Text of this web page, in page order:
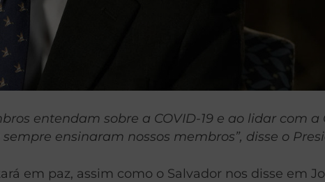
entendam sobre a COVID-19 e ao lidar com
ensinaram nossos membros”, disse o
em paz, assim como o Salvador nos disse em